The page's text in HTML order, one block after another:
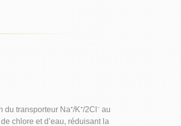
transporteur Na⁺/K⁺/2Cl⁻ au
chlore et d’eau, réduisant la